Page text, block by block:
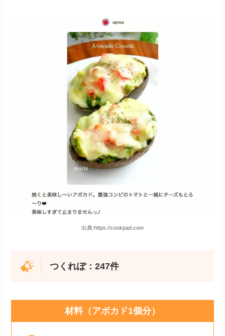
出典:https://cookpad.com
つくれぽ：247件
材料（アボカド1個分）